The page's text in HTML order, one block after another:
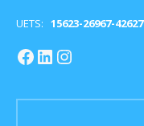
UETS: 15623-26967-42627